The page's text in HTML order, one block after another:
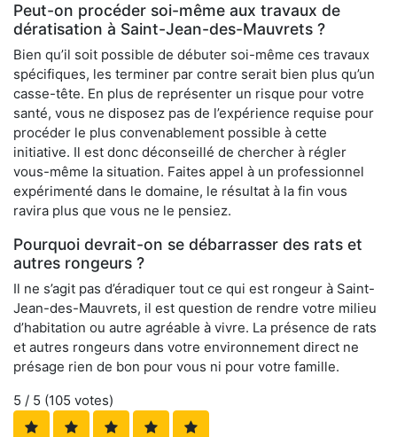
Peut-on procéder soi-même aux travaux de
dératisation à Saint-Jean-des-Mauvrets ?
Bien qu’il soit possible de débuter soi-même ces travaux
spécifiques, les terminer par contre serait bien plus qu’un
casse-tête. En plus de représenter un risque pour votre
santé, vous ne disposez pas de l’expérience requise pour
procéder le plus convenablement possible à cette
initiative. Il est donc déconseillé de chercher à régler
vous-même la situation. Faites appel à un professionnel
expérimenté dans le domaine, le résultat à la fin vous
ravira plus que vous ne le pensiez.
Pourquoi devrait-on se débarrasser des rats et
autres rongeurs ?
Il ne s’agit pas d’éradiquer tout ce qui est rongeur à Saint-
Jean-des-Mauvrets, il est question de rendre votre milieu
d’habitation ou autre agréable à vivre. La présence de rats
et autres rongeurs dans votre environnement direct ne
présage rien de bon pour vous ni pour votre famille.
5 / 5 (105 votes)